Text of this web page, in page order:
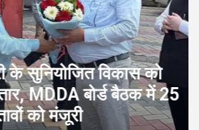
सुनियोजित विकास को
MDDA बोर्ड बैठक में 25
को मंजूरी